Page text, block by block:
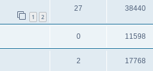
1 2
27 38440
0 11598
2 17768